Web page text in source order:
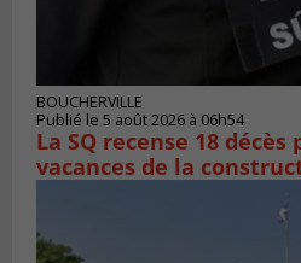
BOUCHERVILLE
Publié le 5 août 2026 à 06h54
La SQ recense 18
vacances de la